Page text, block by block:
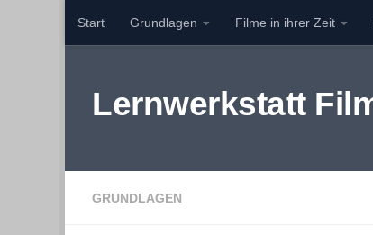
Zum Inhalt springen
Start Grundlagen Filme in ihrer Zeit
Lernwerkstatt
GRUNDLAGEN